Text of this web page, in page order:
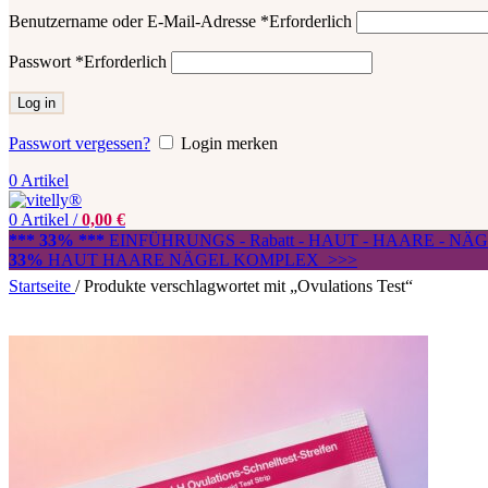
Benutzername oder E-Mail-Adresse *Erforderlich
Passwort *Erforderlich
Log in
Passwort vergessen?
Login merken
0 Artikel
0 Artikel / 0,00 €
*** 33% *** EINFÜHRUNGS - Rabatt - HAUT - HAARE -
33% HAUT HAARE NÄGEL KOMPLEX >>>
Startseite / Produkte verschlagwortet mit „Ovulations Test“